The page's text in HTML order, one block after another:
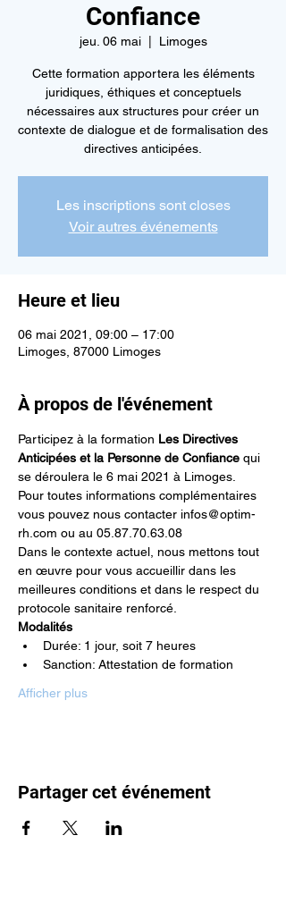
Confiance
jeu. 06 mai
  |
Limoges
Cette formation apportera les éléments
juridiques, éthiques et conceptuels
nécessaires aux structures pour créer un
contexte de dialogue et de formalisation des
directives anticipées.
Les inscriptions sont closes
Voir autres événements
Heure et lieu
06 mai 2021, 09:00 – 17:00
Limoges, 87000 Limoges
À propos de l'événement
Participez à la formation Les Directives
Anticipées et la Personne de Confiance qui
se déroulera le 6 mai 2021 à Limoges.
Pour toutes informations complémentaires
vous pouvez nous contacter infos@optim-
rh.com ou au 05.87.70.63.08
Dans le contexte actuel, nous mettons tout
en œuvre pour vous accueillir dans les
meilleures conditions et dans le respect du
protocole sanitaire renforcé.
Modalités
Durée: 1 jour, soit 7 heures
Sanction: Attestation de formation
Afficher plus
Partager cet événement